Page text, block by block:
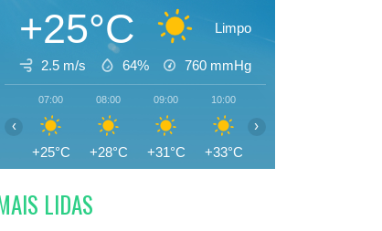
+25°C Limpo
2.5 m/s 64% 760 mmHg
07:00
+25°C
08:00
+28°C
09:00
+31°C
10:00
+33°C
‹ ›
LIDAS